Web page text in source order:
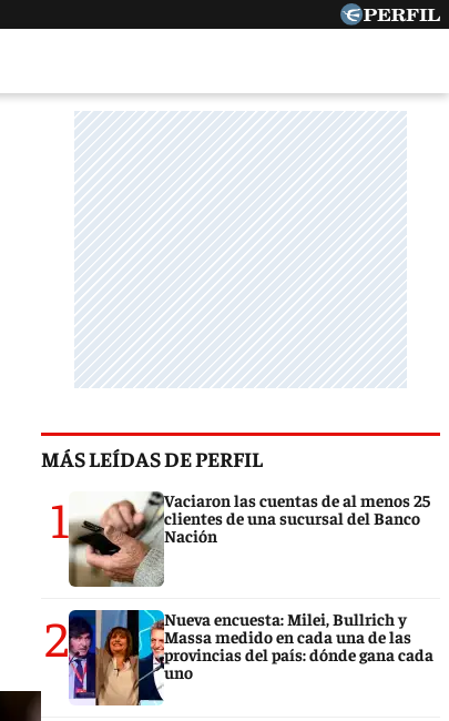
MÁS LEÍDAS DE PERFIL
1
Vaciaron las cuentas de al menos 25
clientes de una sucursal del Banco
Nación
2
Nueva encuesta: Milei, Bullrich y
Massa medido en cada una de las
provincias del país: dónde gana cada
uno